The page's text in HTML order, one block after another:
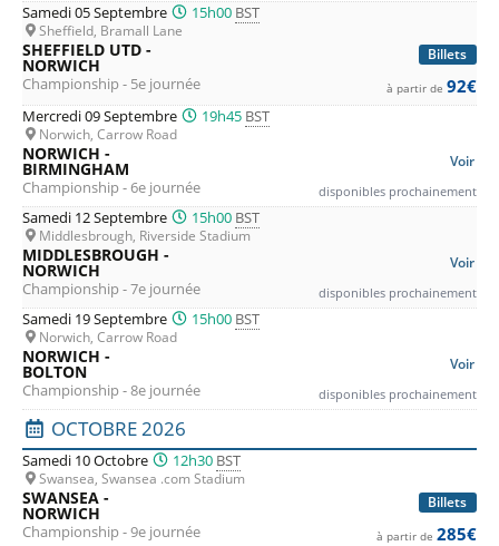
Samedi 05 Septembre 15h00 BST
Sheffield, Bramall Lane
Billets
SHEFFIELD UTD -
NORWICH
Championship - 5e journée à partir de 92€
Mercredi 09 Septembre 19h45 BST
Norwich, Carrow Road
Voir
NORWICH -
BIRMINGHAM
Championship - 6e journée disponibles prochainement
Samedi 12 Septembre 15h00 BST
Middlesbrough, Riverside Stadium
Voir
MIDDLESBROUGH -
NORWICH
Championship - 7e journée disponibles prochainement
Samedi 19 Septembre 15h00 BST
Norwich, Carrow Road
Voir
NORWICH -
BOLTON
Championship - 8e journée disponibles prochainement
OCTOBRE 2026
Samedi 10 Octobre 12h30 BST
Swansea, Swansea .com Stadium
Billets
SWANSEA -
NORWICH
Championship - 9e journée à partir de 285€